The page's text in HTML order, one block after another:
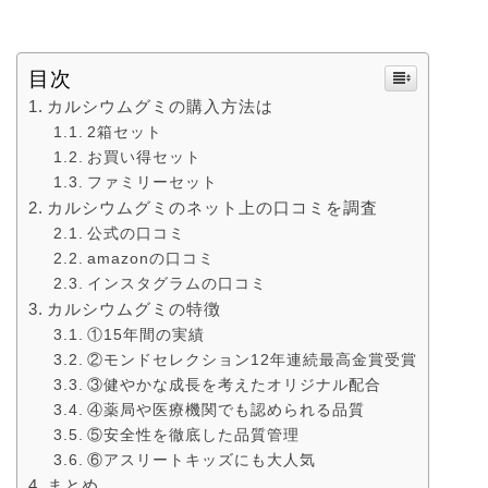
目次
カルシウムグミの購入方法は
2箱セット
お買い得セット
ファミリーセット
カルシウムグミのネット上の口コミを調査
公式の口コミ
amazonの口コミ
インスタグラムの口コミ
カルシウムグミの特徴
①15年間の実績
②モンドセレクション12年連続最高金賞受賞
③健やかな成長を考えたオリジナル配合
④薬局や医療機関でも認められる品質
⑤安全性を徹底した品質管理
⑥アスリートキッズにも大人気